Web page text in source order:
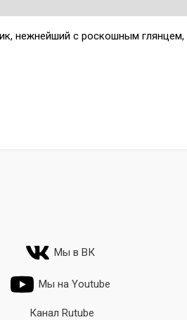
нежнейший с роскошным
Мы в ВК
Мы на Youtube
Канал Rutube